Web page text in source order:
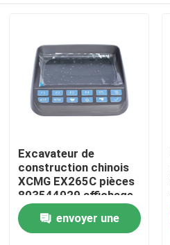
Aperçu
Produits
Excavateur de
construction chinois
XCMG EX265C pièces
803544029 affichage
de moniteur pour le
remplacement
envoyer une